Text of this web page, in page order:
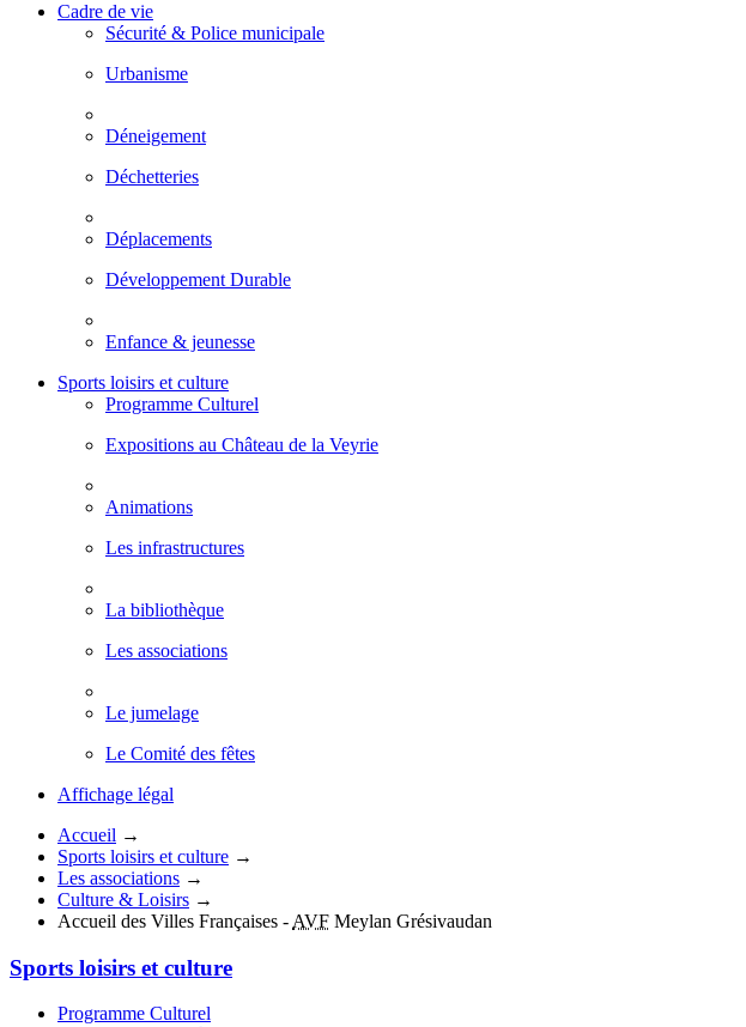
Cadre de vie
Sécurité & Police municipale
Urbanisme
Déneigement
Déchetteries
Déplacements
Développement Durable
Enfance & jeunesse
Sports loisirs et culture
Programme Culturel
Expositions au Château de la Veyrie
Animations
Les infrastructures
La bibliothèque
Les associations
Le jumelage
Le Comité des fêtes
Affichage légal
Accueil →
Sports loisirs et culture →
Les associations →
Culture & Loisirs →
Accueil des Villes Françaises - AVF Meylan Grésivaudan
Sports loisirs et culture
Programme Culturel